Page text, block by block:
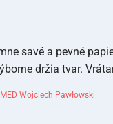
savé a pevné
držia tvar.
Wojciech Pawłowski